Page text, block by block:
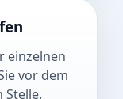
einzelnen
vor dem
Stelle.